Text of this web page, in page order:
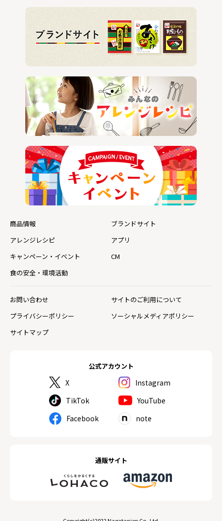
公式アカウント
X
Instagram
TikTok
YouTube
Facebook
note
通販サイト
商品情報
ブランドサイト
アレンジレシピ
アプリ
キャンペーン・イベント
CM
食の安全・環境活動
お問い合わせ
サイトのご利用について
プライバシーポリシー
ソーシャルメディアポリシー
サイトマップ